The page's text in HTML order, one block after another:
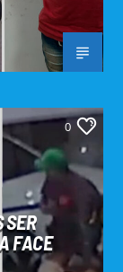
0
SER
FACE